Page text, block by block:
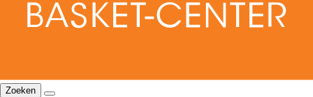
Zoeken